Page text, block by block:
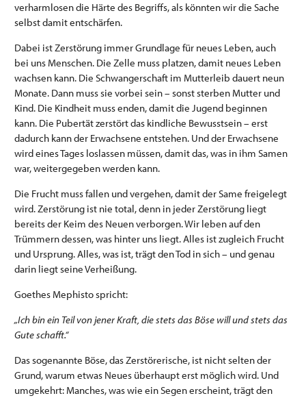
verharmlosen die Härte des Begriffs, als könnten wir die Sache
selbst damit entschärfen.
Dabei ist Zerstörung immer Grundlage für neues Leben, auch
bei uns Menschen. Die Zelle muss platzen, damit neues Leben
wachsen kann. Die Schwangerschaft im Mutterleib dauert neun
Monate. Dann muss sie vorbei sein – sonst sterben Mutter und
Kind. Die Kindheit muss enden, damit die Jugend beginnen
kann. Die Pubertät zerstört das kindliche Bewusstsein – erst
dadurch kann der Erwachsene entstehen. Und der Erwachsene
wird eines Tages loslassen müssen, damit das, was in ihm Samen
war, weitergegeben werden kann.
Die Frucht muss fallen und vergehen, damit der Same freigelegt
wird. Zerstörung ist nie total, denn in jeder Zerstörung liegt
bereits der Keim des Neuen verborgen. Wir leben auf den
Trümmern dessen, was hinter uns liegt. Alles ist zugleich Frucht
und Ursprung. Alles, was ist, trägt den Tod in sich – und genau
darin liegt seine Verheißung.
Goethes Mephisto spricht:
„Ich bin ein Teil von jener Kraft, die stets das Böse will und stets das
Gute schafft.“
Das sogenannte Böse, das Zerstörerische, ist nicht selten der
Grund, warum etwas Neues überhaupt erst möglich wird. Und
umgekehrt: Manches, was wie ein Segen erscheint, trägt den